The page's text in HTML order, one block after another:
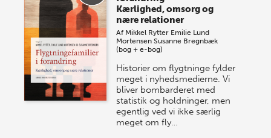
Kærlighed, omsorg og
nære relationer
Af Mikkel Rytter Emilie Lund
Mortensen Susanne Bregnbæk
(bog + e-bog)
Historier om flygtninge fylder
meget i nyhedsmedierne. Vi
bliver bombarderet med
statistik og holdninger, men
egentlig ved vi ikke særlig
meget om fly…